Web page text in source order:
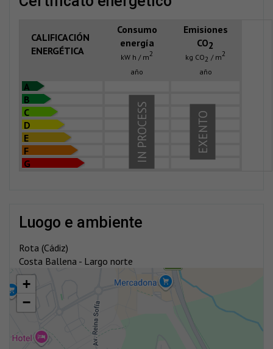
CALIFICACIÓN
ENERGÉTICA
Consumo
energía
kW h / m2
año
Emisiones
CO2
kg CO2 / m2
año
A
B
C
D
E
F
G
EXENTO
IN PROCESS
luogo e ambiente
Rota (Cádiz)
Costa Ballena - Largo norte
+
−